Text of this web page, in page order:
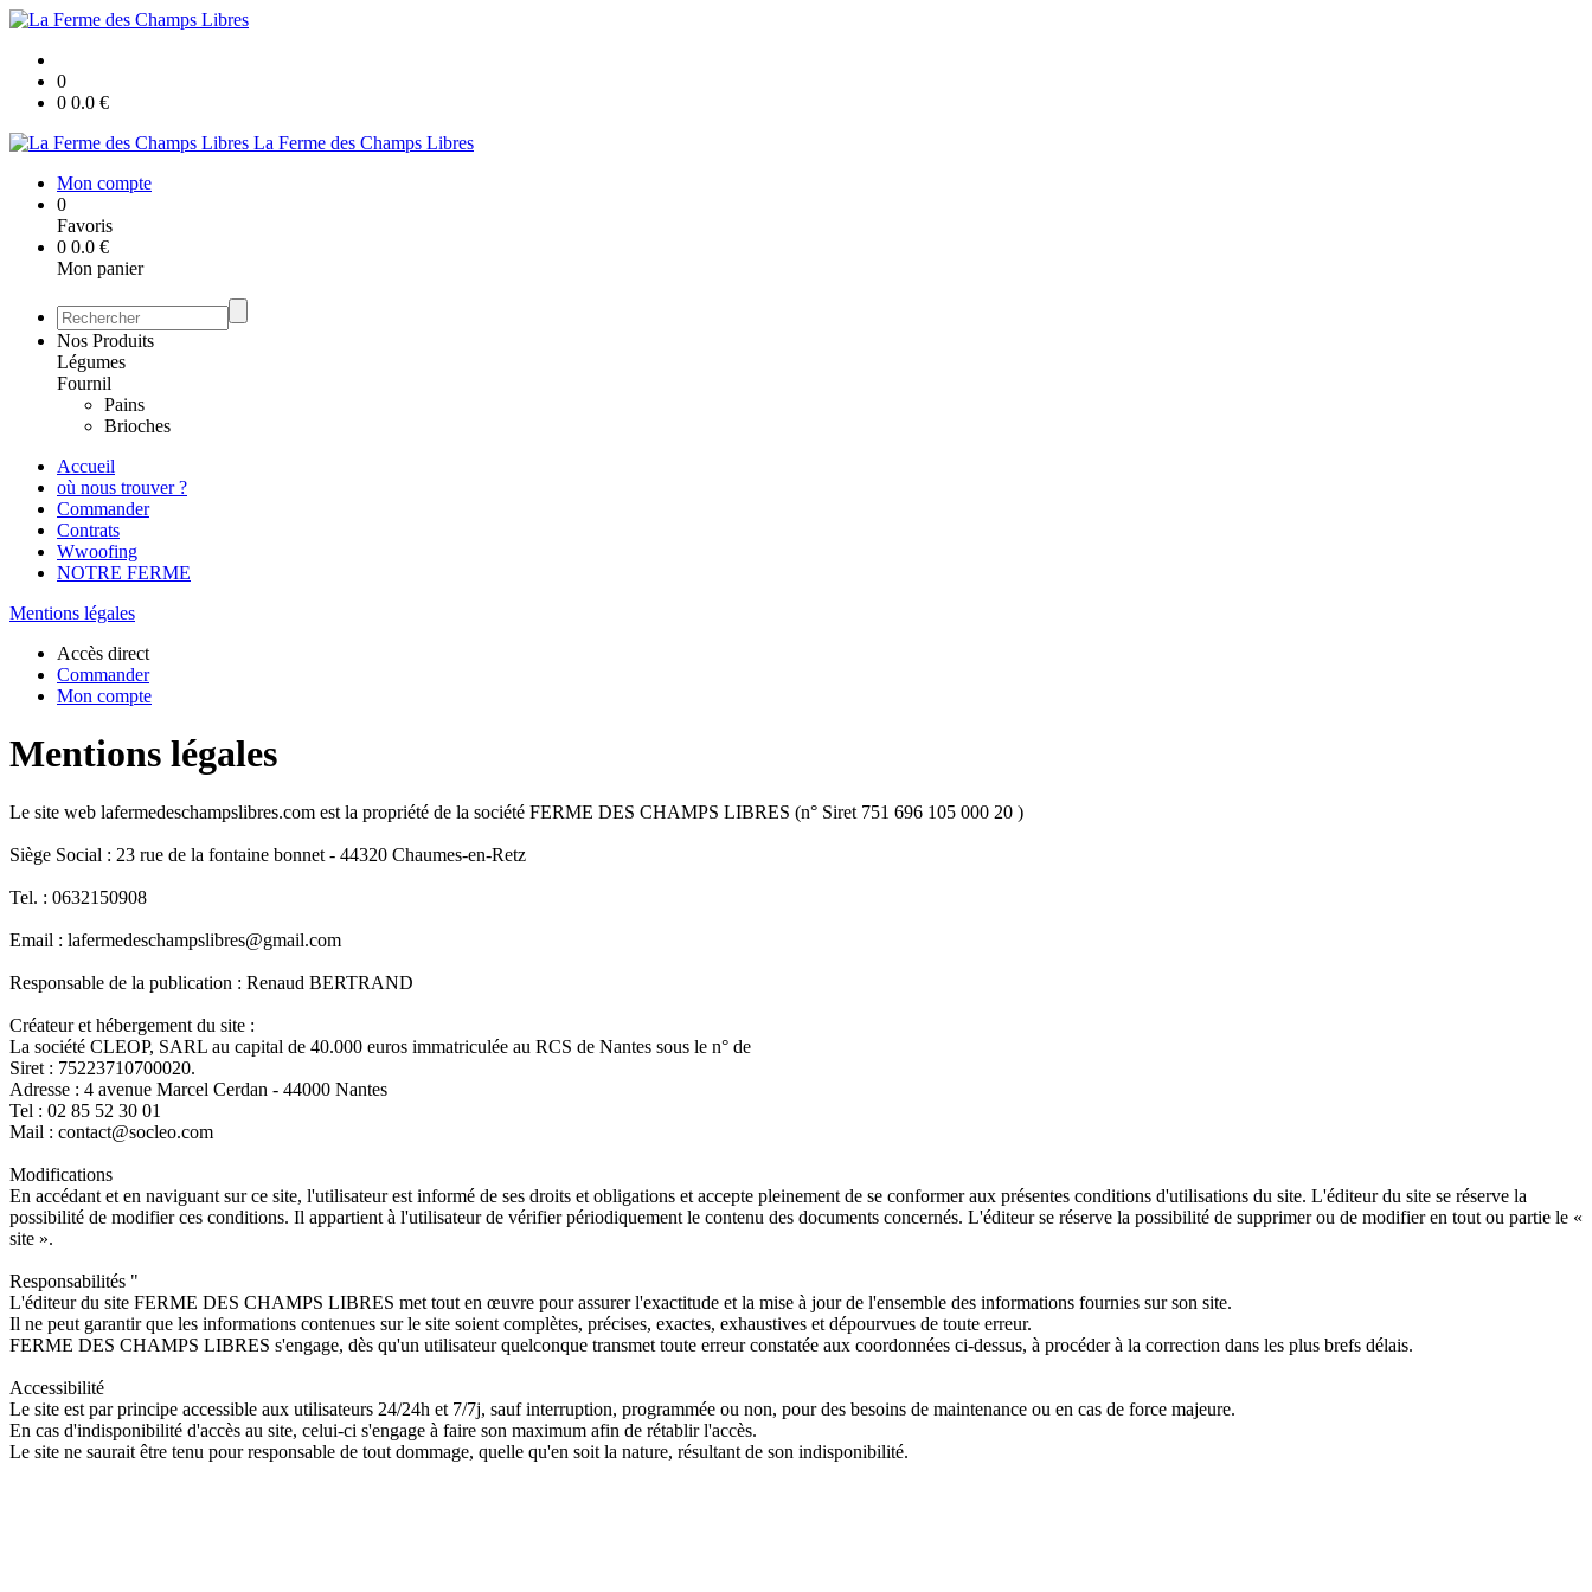
0
0 0.0 €
La Ferme des Champs Libres
Mon compte
0
Favoris
0 0.0 €
Mon panier
Nos Produits
Légumes
Fournil
Pains
Brioches
Accueil
où nous trouver ?
Commander
Contrats
Wwoofing
NOTRE FERME
Mentions légales
Accès direct
Commander
Mon compte
Mentions légales
Le site web lafermedeschampslibres.com est la propriété de la société FERME DES CHAMPS LIBRES (n° Siret 751 696 105 000 20 )
Siège Social : 23 rue de la fontaine bonnet - 44320 Chaumes-en-Retz
Tel. : 0632150908
Email : lafermedeschampslibres@gmail.com
Responsable de la publication : Renaud BERTRAND
Créateur et hébergement du site :
La société CLEOP, SARL au capital de 40.000 euros immatriculée au RCS de Nantes sous le n° de
Siret : 75223710700020.
Adresse : 4 avenue Marcel Cerdan - 44000 Nantes
Tel : 02 85 52 30 01
Mail : contact@socleo.com
Modifications
En accédant et en naviguant sur ce site, l'utilisateur est informé de ses droits et obligations et accepte pleinement de se conformer aux présentes conditions d'utilisations du site. L'éditeur du site se réserve la
possibilité de modifier ces conditions. Il appartient à l'utilisateur de vérifier périodiquement le contenu des documents concernés. L'éditeur se réserve la possibilité de supprimer ou de modifier en tout ou partie le «
site ».
Responsabilités "
L'éditeur du site FERME DES CHAMPS LIBRES met tout en œuvre pour assurer l'exactitude et la mise à jour de l'ensemble des informations fournies sur son site.
Il ne peut garantir que les informations contenues sur le site soient complètes, précises, exactes, exhaustives et dépourvues de toute erreur.
FERME DES CHAMPS LIBRES s'engage, dès qu'un utilisateur quelconque transmet toute erreur constatée aux coordonnées ci-dessus, à procéder à la correction dans les plus brefs délais.
Accessibilité
Le site est par principe accessible aux utilisateurs 24/24h et 7/7j, sauf interruption, programmée ou non, pour des besoins de maintenance ou en cas de force majeure.
En cas d'indisponibilité d'accès au site, celui-ci s'engage à faire son maximum afin de rétablir l'accès.
Le site ne saurait être tenu pour responsable de tout dommage, quelle qu'en soit la nature, résultant de son indisponibilité.